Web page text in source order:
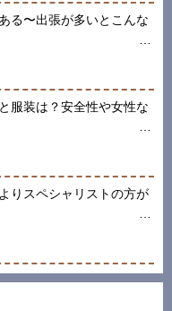
る〜出張が多いとこんな
服装は？安全性や女性な
りスペシャリストの方が